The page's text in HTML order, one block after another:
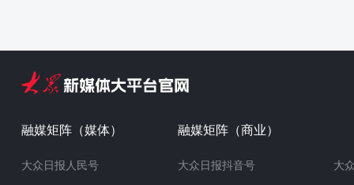
融媒矩阵（媒体）
大众日报人民号
融媒矩阵（商业）
大众日报抖音号
大